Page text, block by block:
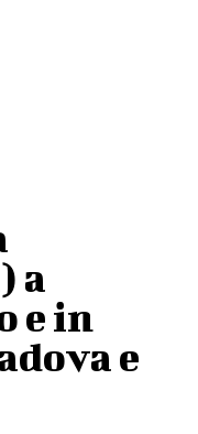
a
e in
e